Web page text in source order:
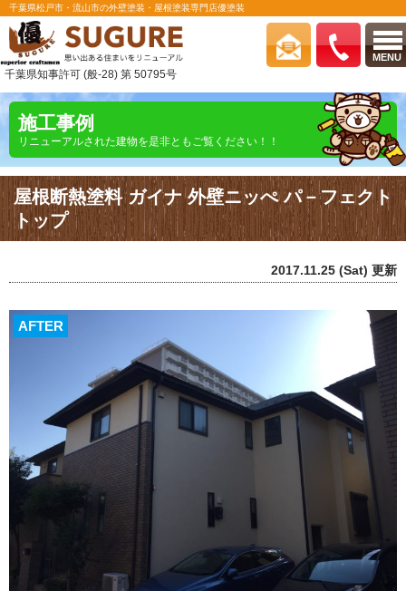
MENU
千葉県松戸市・流山市の外壁塗装・屋根塗装専門店優塗装
千葉県知事許可 (般-28) 第 50795号
施工事例
リニューアルされた建物を是非ともご覧ください！！
屋根断熱塗料 ガイナ 外壁ニッぺ パ－フェクト
トップ
2017.11.25 (Sat) 更新
AFTER